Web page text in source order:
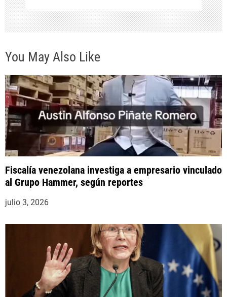
t
r
a
d
a
s
You May Also Like
Fiscalía venezolana investiga a empresario vinculado
al Grupo Hammer, según reportes
julio 3, 2026